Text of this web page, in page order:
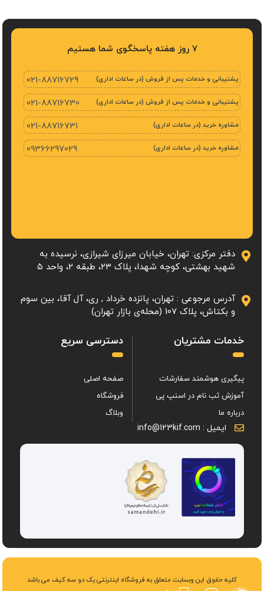
7 روز هفته پاسخگوی شما هستیم
پشتیبانی و خدمات پس از فروش (در ساعات اداری) 021-88716729
پشتیبانی و خدمات پس از فروش (در ساعات اداری) 021-88716730
مشاوره خرید (در ساعات اداری) 021-88716731
مشاوره خرید (در ساعات اداری) 09366297029
دفتر مرکزی: تهران، خیابان میرزای شیرازی، نرسیده به
شهید بهشتی، کوچه شهدا، پلاک ۲۳، طبقه 2، واحد ۵
آدرس مرجوعی : تهران، پانزده خرداد , ری، آل آقا، بین سوم
و بکتاش، پلاک 107 (محله‌ی بازار تهران)
خدمات مشتریان
پیگیری هوشمند سفارشات
آموزش ثب نام در اسنپ پی
درباره ما
دسترسی سریع
صفحه اصلی
فروشگاه
وبلاگ
ایمیل : info@123kif.com
کلیه حقوق این وبسایت متعلق به فروشگاه اینترنتی یک دو سه کیف می باشد